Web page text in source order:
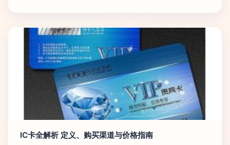
IC卡全解析 定义、购买渠道与价格指南